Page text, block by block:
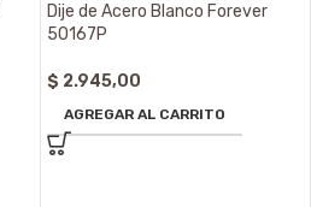
Dije de Acero Blanco Forever
50167P
$ 2.945,00
AGREGAR AL CARRITO